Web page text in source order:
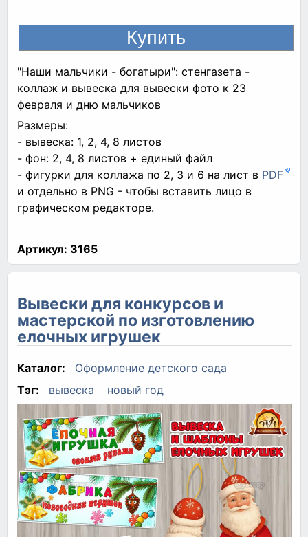
"Наши мальчики - богатыри": стенгазета -
коллаж и вывеска для вывески фото к 23
февраля и дню мальчиков
Размеры:
- вывеска: 1, 2, 4, 8 листов
- фон: 2, 4, 8 листов + единый файл
- фигурки для коллажа по 2, 3 и 6 на лист в PDF
и отдельно в PNG - чтобы вставить лицо в
графическом редакторе.
Артикул: 3165
Вывески для конкурсов и
мастерской по изготовлению
елочных игрушек
Каталог:
Оформление детского сада
Тэг:
вывеска новый год